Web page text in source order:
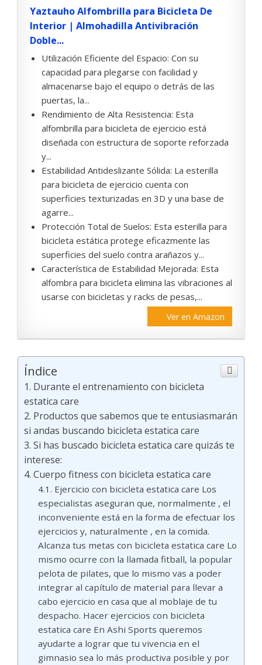
Yaztauho Alfombrilla para Bicicleta De
Interior | Almohadilla Antivibración
Doble...
Utilización Eficiente del Espacio: Con su
capacidad para plegarse con facilidad y
almacenarse bajo el equipo o detrás de las
puertas, la...
Rendimiento de Alta Resistencia: Esta
alfombrilla para bicicleta de ejercicio está
diseñada con estructura de soporte reforzada
y...
Estabilidad Antideslizante Sólida: La esterilla
para bicicleta de ejercicio cuenta con
superficies texturizadas en 3D y una base de
agarre...
Protección Total de Suelos: Esta esterilla para
bicicleta estática protege eficazmente las
superficies del suelo contra arañazos y...
Característica de Estabilidad Mejorada: Esta
alfombra para bicicleta elimina las vibraciones al
usarse con bicicletas y racks de pesas,...
Ver en Amazon
Índice
Durante el entrenamiento con bicicleta
estatica care
Productos que sabemos que te entusiasmarán
si andas buscando bicicleta estatica care
Si has buscado bicicleta estatica care quizás te
interese:
Cuerpo fitness con bicicleta estatica care
Ejercicio con bicicleta estatica care Los
especialistas aseguran que, normalmente , el
inconveniente está en la forma de efectuar los
ejercicios y, naturalmente , en la comida.
Alcanza tus metas con bicicleta estatica care Lo
mismo ocurre con la llamada fitball, la popular
pelota de pilates, que lo mismo vas a poder
integrar al capítulo de material para llevar a
cabo ejercicio en casa que al moblaje de tu
despacho. Hacer ejercicios con bicicleta
estatica care En Ashi Sports queremos
ayudarte a lograr que tu vivencia en el
gimnasio sea lo más productiva posible y por